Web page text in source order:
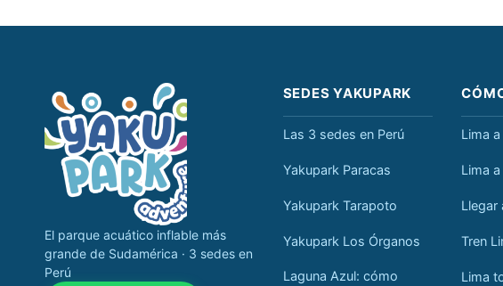
Navegación completa Yakupark
El parque acuático inflable más
grande de Sudamérica · 3 sedes en
Perú
SEDES YAKUPARK
Las 3 sedes en Perú
Yakupark Paracas
Yakupark Tarapoto
Yakupark Los Órganos
Laguna Azul: cómo
Lima
Lima
Llegar
Tren
Lima